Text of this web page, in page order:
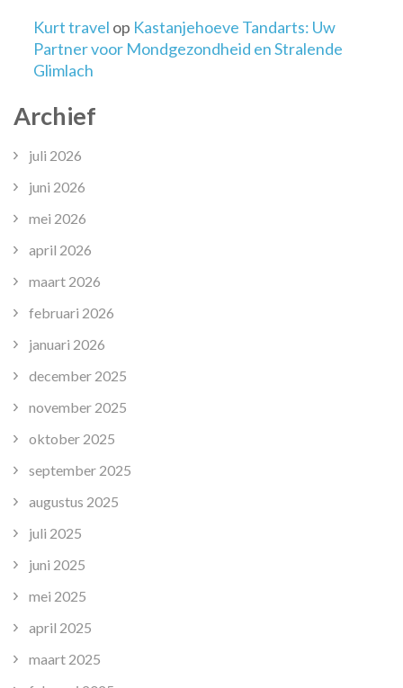
Kurt travel op Kastanjehoeve Tandarts: Uw
Partner voor Mondgezondheid en Stralende
Glimlach
Archief
juli 2026
juni 2026
mei 2026
april 2026
maart 2026
februari 2026
januari 2026
december 2025
november 2025
oktober 2025
september 2025
augustus 2025
juli 2025
juni 2025
mei 2025
april 2025
maart 2025